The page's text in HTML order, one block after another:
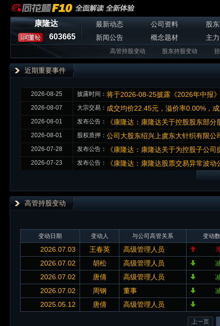
康隆达
603665
最新动态 公司资料
股
新闻公告
概念题材 主
高管持股变动 股东持股变动
近期重要事件
2026-08-25 披露时间： 将于2026-08-25披露《2026年中报》
2026-08-07 大宗交易： 成交均价22.45元，溢价率0.00%，
2026-08-01 发布公告： 《康隆达：康隆达关于控股股东部
2026-08-01 股权质押： 公司大股东绍兴上虞东大针织有限
2026-07-28 发布公告： 《康隆达：康隆达关于为控股子公
2026-07-23 发布公告： 《康隆达：康隆达股票交易异常波动
高管持股变动
变动日期 变动人 与公司高管关系 变动
2026.07.03 王春英 高级管理人员
2026.07.02
胡松 高级管理人员
2026.07.02
唐倩 高级管理人员
2026.07.02
周钢 董事
2025.05.12
唐倩 高级管理人员
上一页